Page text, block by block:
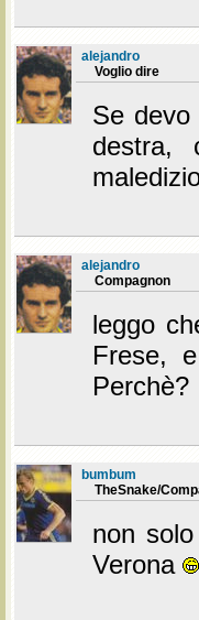
alejandro
Voglio dire
Se
destra,
alejandro
Compagnon
leggo
Frese,
Perchè?
bumbum
TheSnake/
non
Verona